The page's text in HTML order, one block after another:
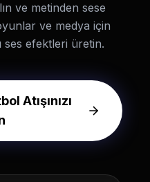
ve metinden sese
ve medya için
ses efektleri üretin.
Atışınızı